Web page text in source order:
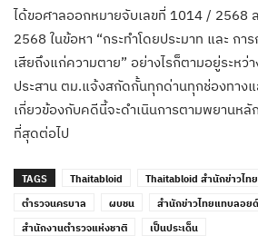
ได้ขอศาลออกหมายจับเลขที่ 1014 / 2568
2568 ในข้อหา “กระทำโดยประมาท และ กา
เสียถึงแก่ความตาย” อย่างไรก็ตามอยู่ระห
ประสาน ตม.แจ้งสกัดกั้นทุกด่านทุกช่องทาง
เกี่ยวข้องกับคดีนี้จะดำเนินการตามพยานห
ที่สุดต่อไป
TAGS Thaitabloid Thaitabloid สำนักข่าวไท
ตำรวจนครบาล
ผบชน
สำนักข่าวไทยแทบลอยด์
สำนักงานตำรวจแห่งชาติ
เป็นประเด็น